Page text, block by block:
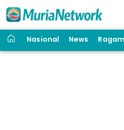
Nasional News Ragam